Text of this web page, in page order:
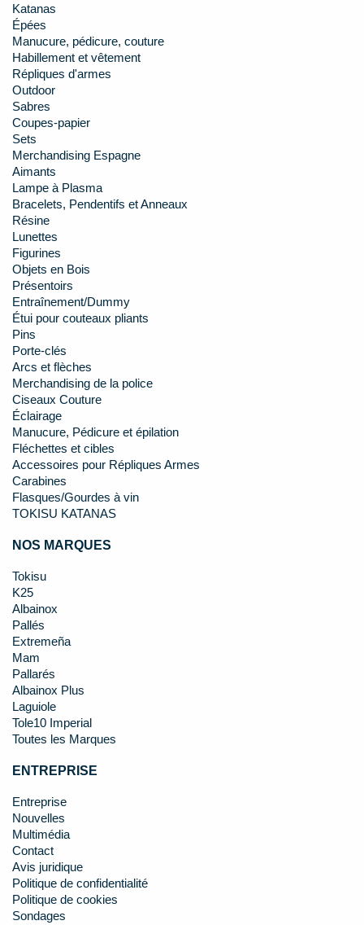
Katanas
Épées
Manucure, pédicure, couture
Habillement et vêtement
Répliques d'armes
Outdoor
Sabres
Coupes-papier
Sets
Merchandising Espagne
Aimants
Lampe à Plasma
Bracelets, Pendentifs et Anneaux
Résine
Lunettes
Figurines
Objets en Bois
Présentoirs
Entraînement/Dummy
Étui pour couteaux pliants
Pins
Porte-clés
Arcs et flèches
Merchandising de la police
Ciseaux Couture
Éclairage
Manucure, Pédicure et épilation
Fléchettes et cibles
Accessoires pour Répliques Armes
Carabines
Flasques/Gourdes à vin
TOKISU KATANAS
NOS MARQUES
Tokisu
K25
Albainox
Pallés
Extremeña
Mam
Pallarés
Albainox Plus
Laguiole
Tole10 Imperial
Toutes les Marques
ENTREPRISE
Entreprise
Nouvelles
Multimédia
Contact
Avis juridique
Politique de confidentialité
Politique de cookies
Sondages